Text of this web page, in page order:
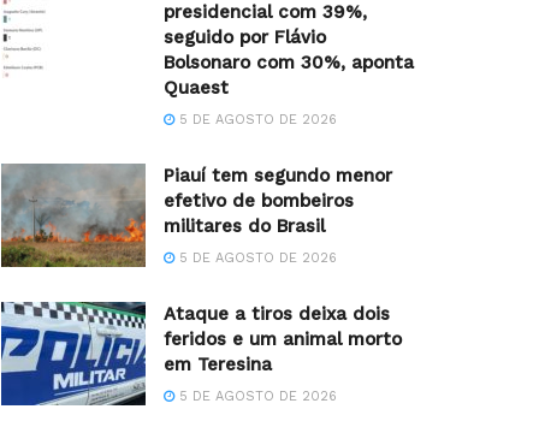
presidencial com 39%,
seguido por Flávio
Bolsonaro com 30%, aponta
Quaest
5 DE AGOSTO DE 2026
Piauí tem segundo menor
efetivo de bombeiros
militares do Brasil
5 DE AGOSTO DE 2026
Ataque a tiros deixa dois
feridos e um animal morto
em Teresina
5 DE AGOSTO DE 2026